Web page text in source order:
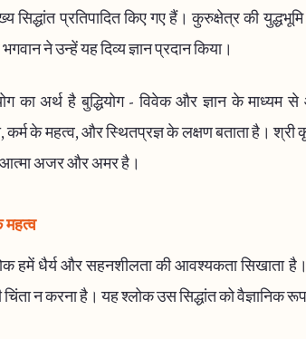
सिद्धांत प्रतिपादित किए गए हैं। कुरुक्षेत्र की
ने उन्हें यह दिव्य ज्ञान प्रदान किया।
का अर्थ है बुद्धियोग - विवेक और ज्ञान के माध्यम
कर्म के महत्व, और स्थितप्रज्ञ के लक्षण बताता है। श्री
अजर और अमर है।
महत्व
हमें धैर्य और सहनशीलता की आवश्यकता सिखाता
न करना है। यह श्लोक उस सिद्धांत को वैज्ञानिक